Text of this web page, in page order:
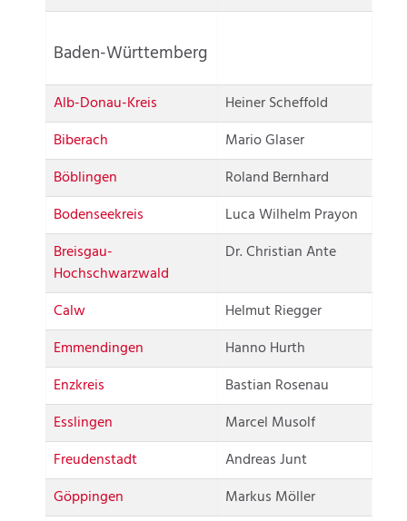
Baden-Württemberg
Alb-Donau-Kreis
Heiner Scheffold
Biberach
Mario Glaser
Böblingen
Roland Bernhard
Bodenseekreis
Luca Wilhelm Prayon
Breisgau-
Hochschwarzwald
Dr. Christian Ante
Calw
Helmut Riegger
Emmendingen
Hanno Hurth
Enzkreis
Bastian Rosenau
Esslingen
Marcel Musolf
Freudenstadt
Andreas Junt
Göppingen
Markus Möller